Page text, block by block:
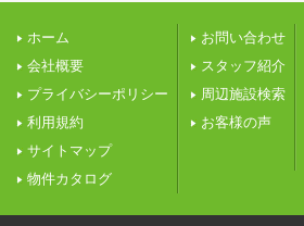
ホーム
会社概要
プライバシーポリシー
利用規約
サイトマップ
物件カタログ
お問い合わせ
スタッフ紹介
周辺施設検索
お客様の声